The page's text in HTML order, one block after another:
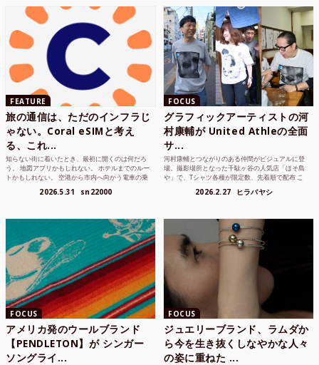
FEATURE
旅の通信は、ただのインフラじ
ゃない。Coral eSIMと考え
る、これ...
知らない街に着いたとき、最初に開くのは何だろ
う。 地図アプリかもしれない。 ホテルまでのルー
トかもしれない。 空港から市内へ向かう電車の乗
2026.5.31 sn22000
FOCUS
グラフィックアーティストの河
村康輔が United Athleの全面
サ...
河村康輔とつながりのある仲間がビジュアルに登
場。撮影場所となった千駄ヶ谷の人気店「ほそ島
や」で、Tシャツ各種が限定数、先着順で配布 こ
2026.2.27 ヒラバヤシ
FOCUS
アメリカ発のウールブランド
【PENDLETON】が シンガー
ソングライ...
FOCUS
ジュエリーブランド、ラムダか
ら今を生き抜くしなやかな人々
の姿に重ねた ...